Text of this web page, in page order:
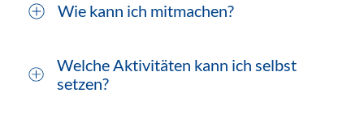
Wie kann ich mitmachen?
Welche Aktivitäten kann ich selbst
setzen?